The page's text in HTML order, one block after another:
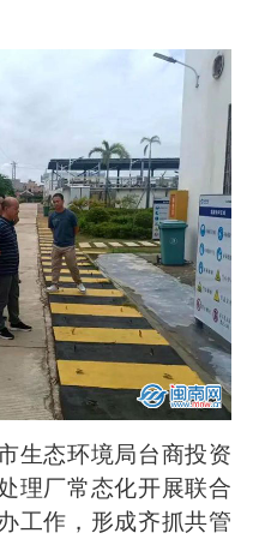
态环境局台商投资
理厂常态化开展联合
工作，形成齐抓共管